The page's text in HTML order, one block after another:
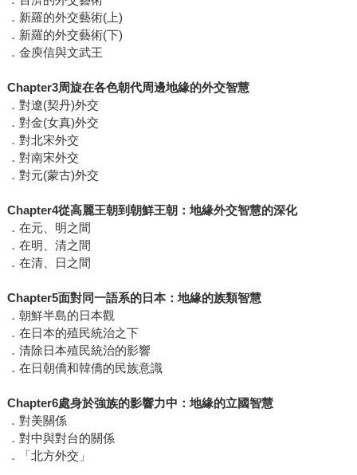
．新羅的外交藝術(上)
．新羅的外交藝術(下)
．金庾信與文武王
Chapter3周旋在各色朝代周邊地緣的外交智慧
．對遼(契丹)外交
．對金(女真)外交
．對北宋外交
．對南宋外交
．對元(蒙古)外交
Chapter4從高麗王朝到朝鮮王朝：地緣外交智慧的深化
．在元、明之間
．在明、清之間
．在清、日之間
Chapter5面對同一語系的日本：地緣的族類智慧
．朝鮮半島的日本觀
．在日本的殖民統治之下
．清除日本殖民統治的影響
．在日朝僑和韓僑的民族意識
Chapter6處身於強族的影響力中：地緣的立國智慧
．對美關係
．對中與對台的關係
．「北方外交」